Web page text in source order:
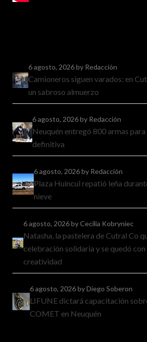
6 agosto, 2026by Redacción
Camioneros siguen varados: en
un sabroso almuerzo
6 agosto, 2026by Redacción
Neuquén entregó 800 armas
definitiva
6 agosto, 2026by Redacción
Plaza Huincul repatió leña
nieve
6 agosto, 2026by Cecilia Kobryniec
Natasha, la pastelera de Cutral Co
celebración solidaria y se quedó con
creatividad
6 agosto, 2026by Diego Soberon
LIFUNE dictará capacitación
COMET en Neuquén